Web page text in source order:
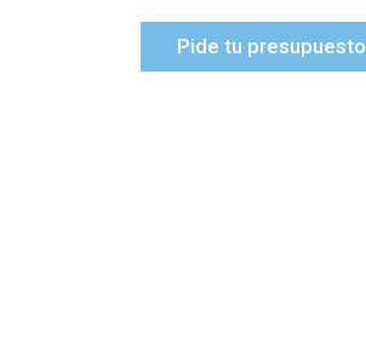
Pide tu presupuesto